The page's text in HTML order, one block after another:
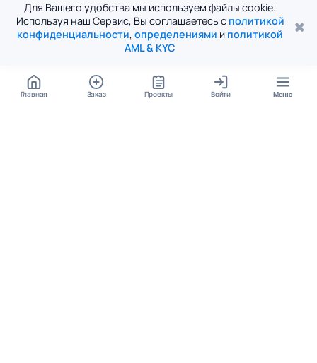
Для Вашего удобства мы используем файлы cookie.
Используя наш Сервис, Вы соглашаетесь с политикой
конфиденциальности, определениями и политикой
AML & KYC
✖
Главная Заказ Проекты Войти Меню